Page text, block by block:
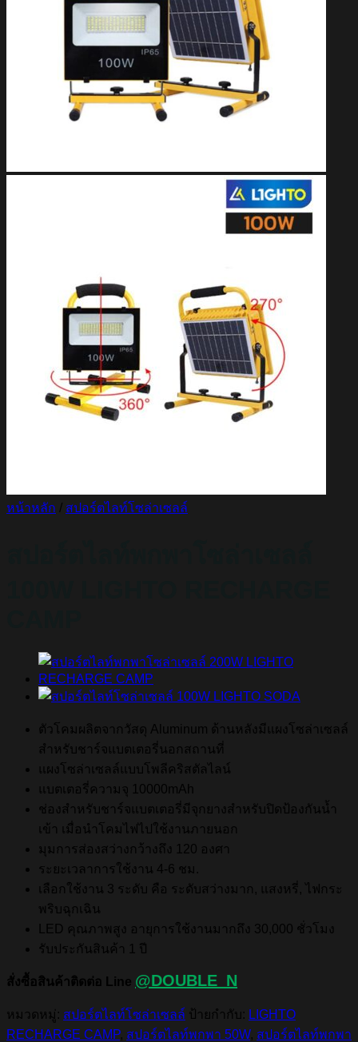
ผลงาน
Contact Us
หน้าหลัก / สปอร์ตไลท์โซล่าเซลล์
ตัวโคมผลิตจากวัสดุ Aluminum ด้านหลังมีแผงโซล่าเซลล์
สำหรับชาร์จแบตเตอรี่นอกสถานที่
แผงโซล่าเซลล์แบบโพลีคริสตัลไลน์
แบตเตอรี่ความจุ 10000mAh
ช่องสำหรับชาร์จแบตเตอรี่มีจุกยางสำหรับปิดป้องกันน้ำ
เข้า เมื่อนำโคมไฟไปใช้งานภายนอก
มุมการส่องสว่างกว้างถึง 120 องศา
ระยะเวลาการใช้งาน 4-6 ชม.
เลือกใช้งาน 3 ระดับ คือ ระดับสว่างมาก, แสงหรี่, ไฟกระ
พริบฉุกเฉิน
LED คุณภาพสูง อายุการใช้งานมากถึง 30,000 ชั่วโมง
รับประกันสินค้า 1 ปี
สั่งซื้อสินค้าติดต่อ Line @DOUBLE_N
หมวดหมู่: สปอร์ตไลท์โซล่าเซลล์ ป้ายกำกับ: LIGHTO
RECHARGE CAMP, สปอร์ตไลท์พกพา 50W, สปอร์ตไลท์พกพา